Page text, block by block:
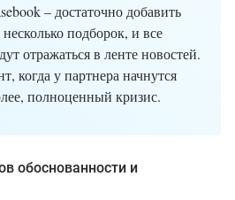
– достаточно добавить
подборок, и все
отражаться в ленте новостей.
когда у партнера начнутся
полноценный кризис.
обоснованности и